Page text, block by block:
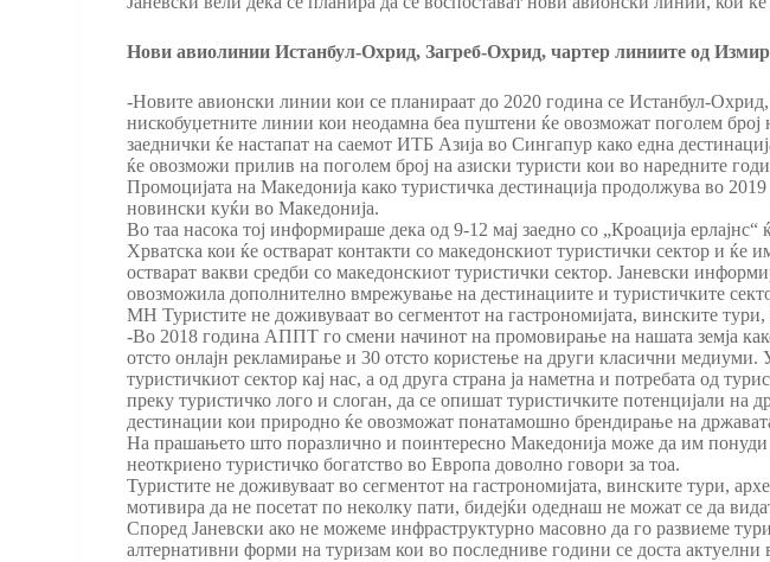
Нови авиолинии Истанбул-Охрид, Загреб-Охрид, чартер линиите од
-Новите авионски линии кои се планираат до 2020 година се Истанбул-
нискобуџетните линии кои неодамна беа пуштени ќе овозможат поголем
заеднички ќе настапат на саемот ИТБ Азија во Сингапур како една
ќе овозможи прилив на поголем број на азиски туристи кои во наредните
Промоцијата на Македонија како туристичка дестинација продолжува во
новински куќи во Македонија.
Во таа насока тој информираше дека од 9-12 мај заедно со „Кроација
Хрватска кои ќе остварат контакти со македонскиот туристички сектор и
остварат вакви средби со македонскиот туристички сектор. Јаневски
овозможила дополнително вмрежување на дестинациите и туристичките
МН Туристите не доживуваат во сегментот на гастрономијата, винските тури,
-Во 2018 година АППТ го смени начинот на промовирање на нашата земја
отсто онлајн рекламирање и 30 отсто користење на други класични
туристичкиот сектор кај нас, а од друга страна ја наметна и потребата од
преку туристичко лого и слоган, да се опишат туристичките потенцијали
дестинации кои природно ќе овозможат понатамошно брендирање на
На прашањето што поразлично и поинтересно Македонија може да им понуди
неоткриено туристичко богатство во Европа доволно говори за тоа.
Туристите не доживуваат во сегментот на гастрономијата, винските тури,
мотивира да не посетат по неколку пати, бидејќи одеднаш не можат се да
Според Јаневски ако не можеме инфраструктурно масовно да го развиеме
алтернативни форми на туризам кои во последниве години се доста актуелни